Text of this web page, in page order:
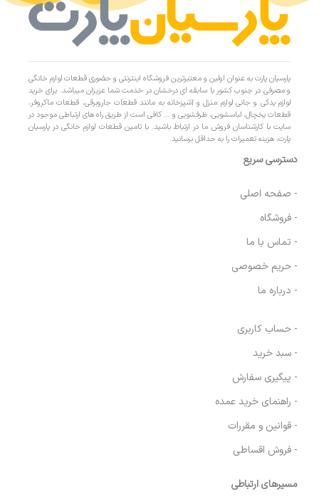
پارسیان پارت به عنوان اولین و معتبرترین فروشگاه اینترنتی و حضوری قطعات لوازم خانگی
و مصرفی در جنوب کشور با سابقه ای درخشان در خدمت شما عزیزان میباشد. برای خرید
لوازم یدکی و جانی لوازم منزل و آشپزخانه به مانند قطعات جاروبرقی، قطعات ماکروفر،
قطعات یخچال، لباسشویی، ظرفشویی و … کافی است از طریق راه های ارتباطی موجود در
سایت با کارشناسان فروش ما در ارتباط باشید. با تامین قطعات لوازم خانگی در پارسیان
پارت، هزینه تعمیرات را به حداقل برسانید.
دسترسی سریع
- صفحه اصلی
- فروشگاه
- تماس با ما
- حریم خصوصی
- درباره ما
- حساب کاربری
- سبد خرید
- پیگیری سفارش
- راهنمای خرید عمده
- قوانین و مقررات
- فروش اقساطی
مسیرهای ارتباطی